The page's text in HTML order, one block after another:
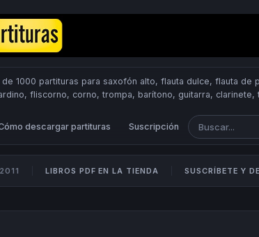
de 1000 partituras para saxofón alto, flauta dulce, flauta
fliscorno, corno, trompa, barítono, guitarra, clarinete,
descargar partituras Suscripción
LIBROS PDF EN LA TIENDA SUSCRÍBETE Y